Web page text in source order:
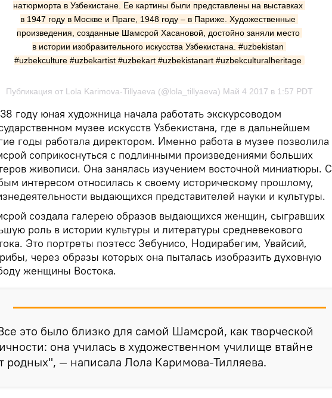
натюрморта в Узбекистане. Ее картины были представлены на выставках
в 1947 году в Москве и Праге, 1948 году – в Париже. Художественные
произведения, созданные Шамсрой Хасановой, достойно заняли место
в истории изобразительного искусства Узбекистана. #uzbekistan
#uzbekculture #uzbekartist #uzbekart #uzbekistanart #uzbekculturalheritage
Публикация от Lola Karimova-Tillyaeva (@lola_tillyaeva) Май 4 2017 в 1:57 PDT
году юная художница начала работать экскурсоводом
музее искусств Узбекистана, где в дальнейшем
годы работала директором. Именно работа в музее позволила
соприкоснуться с подлинными произведениями больших
живописи. Она занялась изучением восточной миниатюры. С
интересом относилась к своему историческому прошлому,
выдающихся представителей науки и культуры.
создала галерею образов выдающихся женщин, сыгравших
роль в истории культуры и литературы средневекового
Это портреты поэтесс Зебунисо, Нодирабегим, Увайсий,
через образы которых она пыталась изобразить духовную
женщины Востока.
это было близко для самой Шамсрой, как творческой
она училась в художественном училище втайне
родных", — написала Лола Каримова-Тилляева.